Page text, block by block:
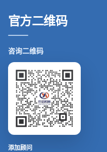
官方二维码
咨询二维码
添加顾问